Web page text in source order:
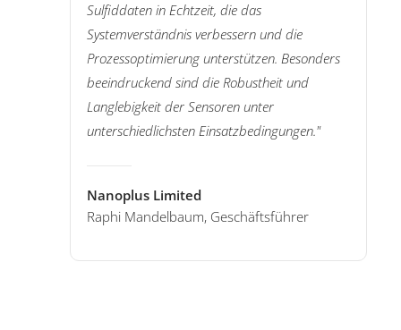
Sulfiddaten in Echtzeit, die das
Systemverständnis verbessern und die
Prozessoptimierung unterstützen. Besonders
beeindruckend sind die Robustheit und
Langlebigkeit der Sensoren unter
unterschiedlichsten Einsatzbedingungen."
Nanoplus Limited
Raphi Mandelbaum, Geschäftsführer